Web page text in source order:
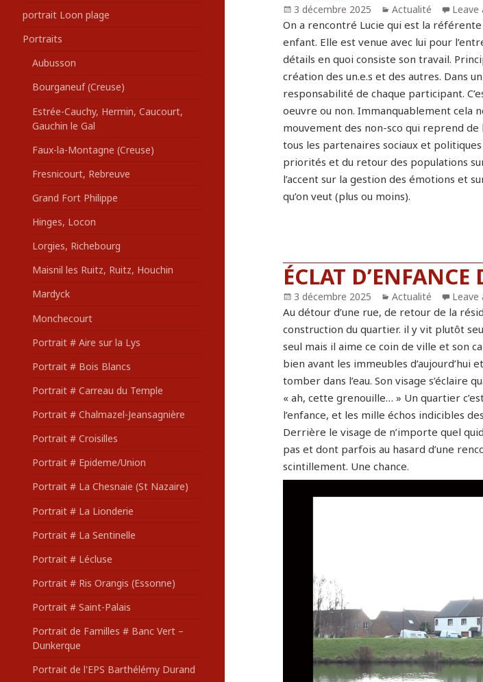
portrait Loon plage
Portraits
Aubusson
Bourganeuf (Creuse)
Estrée-Cauchy, Hermin, Caucourt,
Gauchin le Gal
Faux-la-Montagne (Creuse)
Fresnicourt, Rebreuve
Grand Fort Philippe
Hinges, Locon
Lorgies, Richebourg
Maisnil les Ruitz, Ruitz, Houchin
Mardyck
Monchecourt
Portrait # Aire sur la Lys
Portrait # Bois Blancs
Portrait # Carreau du Temple
Portrait # Chalmazel-Jeansagnière
Portrait # Croisilles
Portrait # Epideme/Union
Portrait # La Chesnaie (St Nazaire)
Portrait # La Lionderie
Portrait # La Sentinelle
Portrait # Lécluse
Portrait # Ris Orangis (Essonne)
Portrait # Saint-Palais
Portrait de Familles # Banc Vert –
Dunkerque
Portrait de l'EPS Barthélémy Durand
Publié
le
3 décembre 2025 Catégories
Actualité
On a rencontré Lucie qui est la
enfant. Elle est venue avec lui pour
détails en quoi consiste son travail.
création des un.e.s et des autres. Dans
responsabilité de chaque participant.
oeuvre ou non. Immanquablement cela
mouvement des non-sco qui reprend
tous les partenaires sociaux et
priorités et du retour des populations
l’accent sur la gestion des émotions et
qu’on veut (plus ou moins).
ÉCLAT
Publié
le
3 décembre 2025 Catégories
Actualité
Au détour d’une rue, de retour de la
construction du quartier. il y vit plutôt
seul mais il aime ce coin de ville et son
bien avant les immeubles
tomber dans l’eau. Son visage s’éclaire
« ah, cette grenouille… » Un quartier
l’enfance, et les mille échos indicibles
Derrière le visage de n’importe quel
pas et dont parfois au hasard d’une
scintillement. Une chance.